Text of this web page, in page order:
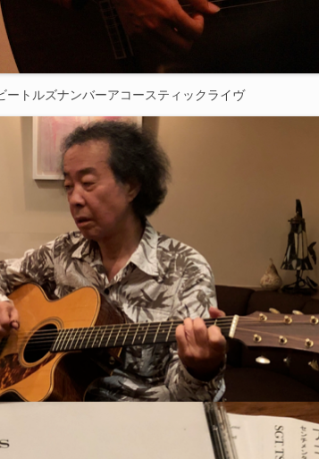
トルズナンバーアコースティックライヴ